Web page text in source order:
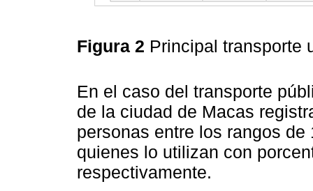
Figura 2 Principal transporte
En el caso del transporte
de la ciudad de Macas
personas entre los rangos
quienes lo utilizan con
respectivamente.